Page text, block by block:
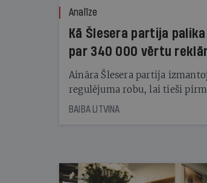
Analīze
Kā Šlesera partija
par 340 000 vērtu
kampaņu
Aināra Šlesera partija
regulējuma robu, lai tieši
starta izreklamētos par
BAIBA LITVINA